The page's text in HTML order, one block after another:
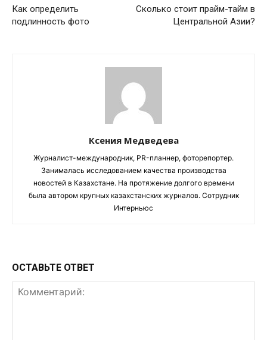
Как определить
подлинность фото
Сколько стоит прайм-тайм в
Центральной Азии?
Ксения Медведева
Журналист-международник, PR-планнер, фоторепортер.
Занималась исследованием качества производства
новостей в Казахстане. На протяжение долгого времени
была автором крупных казахстанских журналов. Сотрудник
Интерньюс
ОСТАВЬТЕ ОТВЕТ